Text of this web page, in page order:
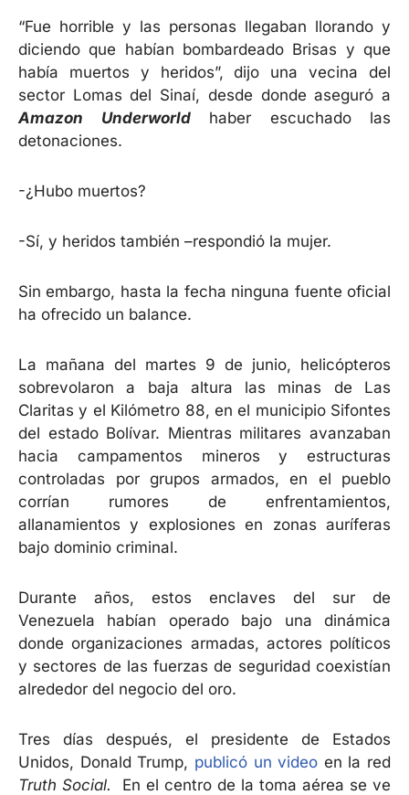
“Fue horrible y las personas llegaban llorando y
diciendo que habían bombardeado Brisas y que
había muertos y heridos”, dijo una vecina del
sector Lomas del Sinaí, desde donde aseguró a
Amazon Underworldhaber escuchado las
detonaciones.
-¿Hubo muertos?
-Sí, y heridos también –respondió la mujer.
Sin embargo, hasta la fecha ninguna fuente oficial
ha ofrecido un balance.
La mañana del martes 9 de junio, helicópteros
sobrevolaron a baja altura las minas de Las
Claritas y el Kilómetro 88, en el municipio Sifontes
del estado Bolívar. Mientras militares avanzaban
hacia campamentos mineros y estructuras
controladas por grupos armados, en el pueblo
corrían rumores de enfrentamientos,
allanamientos y explosiones en zonas auríferas
bajo dominio criminal.
Durante años, estos enclaves del sur de
Venezuela habían operado bajo una dinámica
donde organizaciones armadas, actores políticos
y sectores de las fuerzas de seguridad coexistían
alrededor del negocio del oro.
Tres días después, el presidente de Estados
Unidos, Donald Trump, publicó un video en la red
Truth Social.
En el centro de la toma aérea se ve